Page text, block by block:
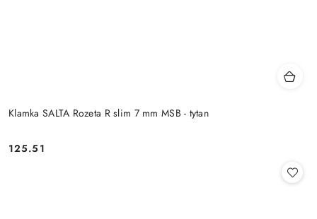
Klamka SALTA Rozeta R slim 7 mm MSB - tytan
Cena:
125.51